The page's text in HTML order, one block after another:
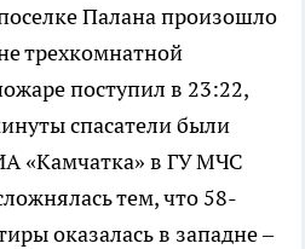
Палана произошло
трехкомнатной
поступил в 23:22,
спасатели были
«Камчатка» в ГУ МЧС
тем, что 58-
оказалась в западне –